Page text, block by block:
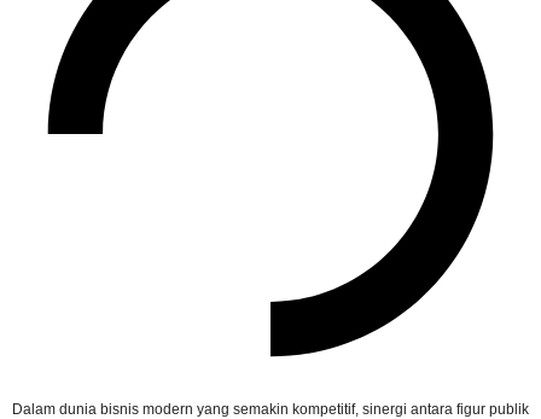
Dalam dunia bisnis modern yang semakin kompetitif, sinergi antara figur publik